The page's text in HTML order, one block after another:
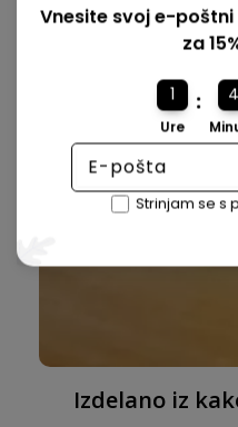
Izdelano iz
Vnesite svoj e-
za
1
Ure
: 4
Strinjam se s